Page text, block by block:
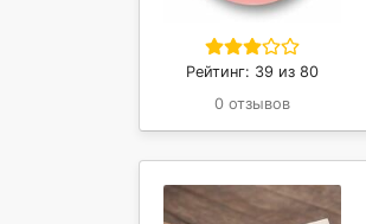
Рейтинг: 39 из 80
0 отзывов